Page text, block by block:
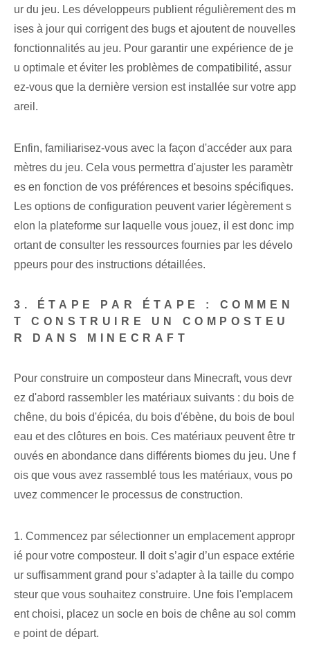
ur du jeu. Les développeurs publient régulièrement des m
ises à jour qui corrigent des bugs et ajoutent de nouvelles
fonctionnalités au jeu. Pour garantir une expérience de je
u optimale et éviter les problèmes de compatibilité, assur
ez-vous que la dernière version est installée sur votre app
areil.
Enfin, familiarisez-vous avec la façon d'accéder aux para
mètres du jeu. Cela vous permettra d'ajuster les paramètr
es en fonction de vos préférences et besoins spécifiques.
Les options de configuration peuvent varier légèrement s
elon la plateforme sur laquelle vous jouez, il est donc imp
ortant de consulter les ressources fournies par les dévelo
ppeurs pour des instructions détaillées.
3. ÉTAPE PAR ÉTAPE : COMMEN
T CONSTRUIRE UN COMPOSTEU
R DANS MINECRAFT
Pour construire un composteur dans Minecraft, vous devr
ez d'abord rassembler les matériaux suivants : du bois de
chêne, du bois d'épicéa, du bois d'ébène, du bois de boul
eau et des clôtures en bois. Ces matériaux peuvent être tr
ouvés en abondance dans différents biomes du jeu. Une f
ois que vous avez rassemblé tous les matériaux, vous po
uvez commencer le processus de construction.
1. Commencez par sélectionner un emplacement appropr
ié pour votre composteur. Il doit s’agir d’un espace extérie
ur suffisamment grand pour s’adapter à la taille du compo
steur que vous souhaitez construire. Une fois l'emplacem
ent choisi, placez un socle en bois de chêne au sol comm
e point de départ.